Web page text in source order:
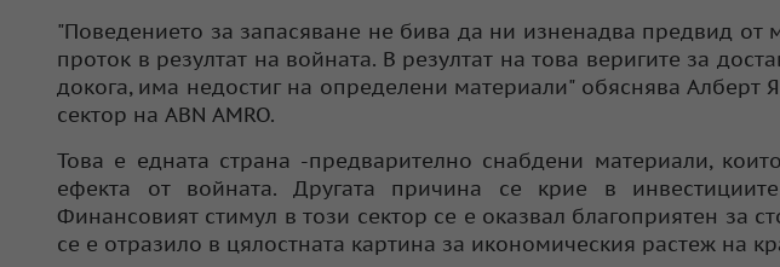
"Поведението за запасяване не бива да ни изненадва предвид
проток в резултат на войната. В резултат на това веригите за
докога, има недостиг на определени материали" обяснява Алберт
сектор на ABN AMRO.
Това е едната страна -предварително снабдени материали,
ефекта от войната. Другата причина се крие в
Финансовият стимул в този сектор се е оказвал благоприятен за
се е отразило в цялостната картина за икономическия растеж на